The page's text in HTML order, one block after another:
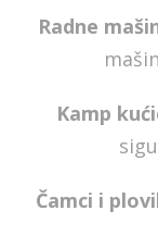
Radne
Kamp
Čamci i